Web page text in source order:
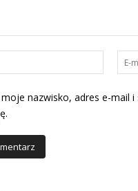
Nazwa:*
moje nazwisko, adres e-mail